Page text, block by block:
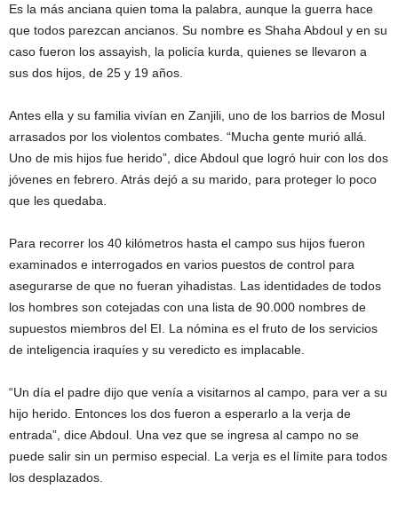
Es la más anciana quien toma la palabra, aunque la guerra hace
que todos parezcan ancianos. Su nombre es Shaha Abdoul y en su
caso fueron los assayish, la policía kurda, quienes se llevaron a
sus dos hijos, de 25 y 19 años.
Antes ella y su familia vivían en Zanjili, uno de los barrios de Mosul
arrasados por los violentos combates. “Mucha gente murió allá.
Uno de mis hijos fue herido”, dice Abdoul que logró huir con los dos
jóvenes en febrero. Atrás dejó a su marido, para proteger lo poco
que les quedaba.
Para recorrer los 40 kilómetros hasta el campo sus hijos fueron
examinados e interrogados en varios puestos de control para
asegurarse de que no fueran yihadistas. Las identidades de todos
los hombres son cotejadas con una lista de 90.000 nombres de
supuestos miembros del EI. La nómina es el fruto de los servicios
de inteligencia iraquíes y su veredicto es implacable.
“Un día el padre dijo que venía a visitarnos al campo, para ver a su
hijo herido. Entonces los dos fueron a esperarlo a la verja de
entrada”, dice Abdoul. Una vez que se ingresa al campo no se
puede salir sin un permiso especial. La verja es el límite para todos
los desplazados.